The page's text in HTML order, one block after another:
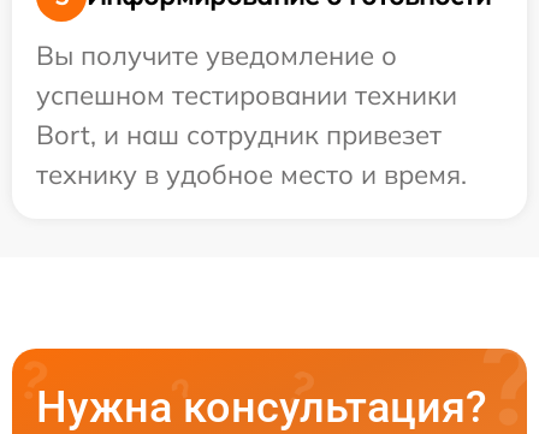
Вы получите уведомление о
успешном тестировании техники
Bort, и наш сотрудник привезет
технику в удобное место и время.
Нужна консультация?